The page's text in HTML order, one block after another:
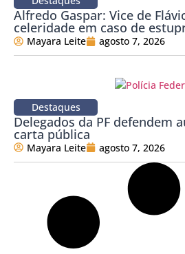
Alfredo Gaspar: Vice de
celeridade em caso de
Mayara Leite agosto 7, 2026
Destaques
Delegados da PF defendem
carta pública
Mayara Leite agosto 7, 2026